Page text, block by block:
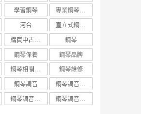
學習鋼琴
河合
鋼琴
鋼琴保養
鋼琴品牌
鋼琴維修
鋼琴調音